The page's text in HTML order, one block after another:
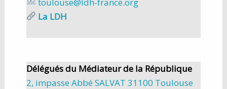
La LDH
Délégués du Médiateur de la République
2, impasse Abbé SALVAT 31100 Toulouse